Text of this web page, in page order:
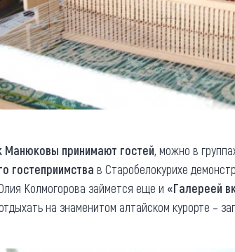
Манюковы принимают гостей, можно в
гостеприимства в Старобелокурихе
Колмогорова займется еще и «Галереей
на знаменитом алтайском курорте –